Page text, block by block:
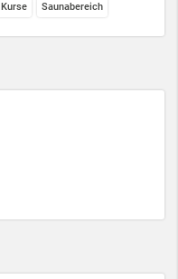
Kurse Saunabereich